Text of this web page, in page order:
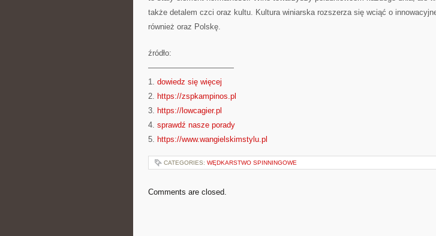
także detalem czci oraz kultu. Kultura winiarska rozszerza się wciąć o
również oraz Polskę.
źródło:
———————————
1. dowiedz się więcej
2. https://zspkampinos.pl
3. https://lowcagier.pl
4. sprawdź nasze porady
5. https://www.wangielskimstylu.pl
CATEGORIES: WĘDKARSTWO SPINNINGOWE
Comments are closed.